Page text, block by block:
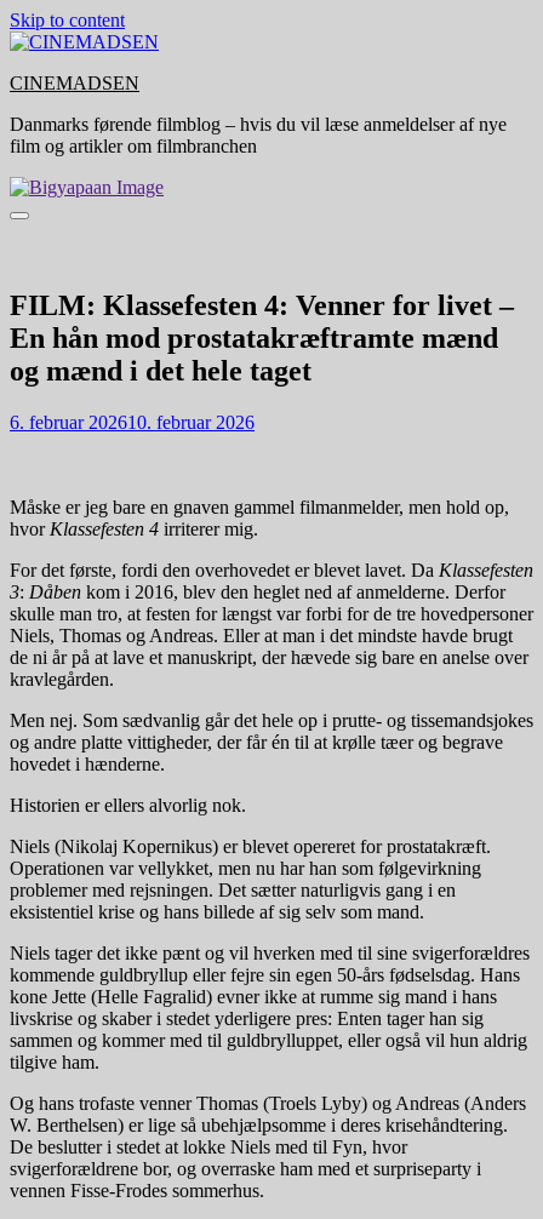
Skip to content
CINEMADSEN
Danmarks førende filmblog – hvis du vil læse anmeldelser af nye
film og artikler om filmbranchen
FILM: Klassefesten 4: Venner for livet –
En hån mod prostatakræftramte mænd
og mænd i det hele taget
6. februar 202610. februar 2026
Måske er jeg bare en gnaven gammel filmanmelder, men hold op,
hvor Klassefesten 4 irriterer mig.
For det første, fordi den overhovedet er blevet lavet. Da Klassefesten
3: Dåben kom i 2016, blev den heglet ned af anmelderne. Derfor
skulle man tro, at festen for længst var forbi for de tre hovedpersoner
Niels, Thomas og Andreas. Eller at man i det mindste havde brugt
de ni år på at lave et manuskript, der hævede sig bare en anelse over
kravlegården.
Men nej. Som sædvanlig går det hele op i prutte- og tissemandsjokes
og andre platte vittigheder, der får én til at krølle tæer og begrave
hovedet i hænderne.
Historien er ellers alvorlig nok.
Niels (Nikolaj Kopernikus) er blevet opereret for prostatakræft.
Operationen var vellykket, men nu har han som følgevirkning
problemer med rejsningen. Det sætter naturligvis gang i en
eksistentiel krise og hans billede af sig selv som mand.
Niels tager det ikke pænt og vil hverken med til sine svigerforældres
kommende guldbryllup eller fejre sin egen 50-års fødselsdag. Hans
kone Jette (Helle Fagralid) evner ikke at rumme sig mand i hans
livskrise og skaber i stedet yderligere pres: Enten tager han sig
sammen og kommer med til guldbrylluppet, eller også vil hun aldrig
tilgive ham.
Og hans trofaste venner Thomas (Troels Lyby) og Andreas (Anders
W. Berthelsen) er lige så ubehjælpsomme i deres krisehåndtering.
De beslutter i stedet at lokke Niels med til Fyn, hvor
svigerforældrene bor, og overraske ham med et surpriseparty i
vennen Fisse-Frodes sommerhus.